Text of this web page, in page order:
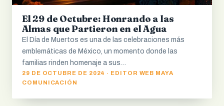
El 29 de Octubre: Honrando a las
Almas que Partieron en el Agua
El Día de Muertos es una de las celebraciones más
emblemáticas de México, un momento donde las
familias rinden homenaje a sus…
29 DE OCTUBRE DE 2024 · EDITOR WEB MAYA
COMUNICACIÓN